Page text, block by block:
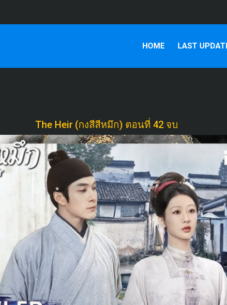
HOME LAST
The Heir (กงสีสีหมึก) ตอนที่ 42 จบ